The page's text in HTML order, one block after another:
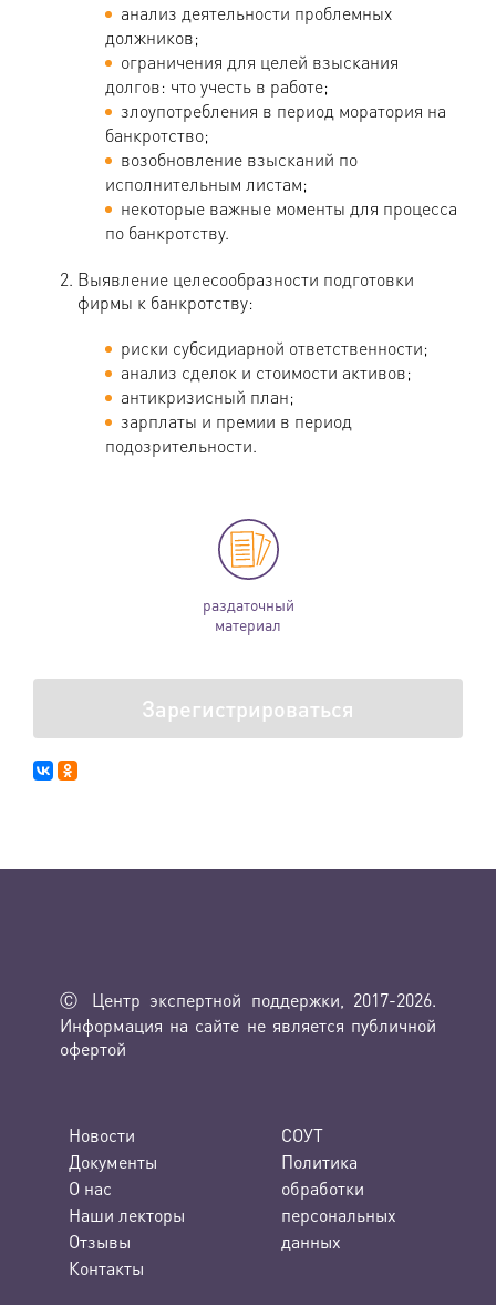
анализ деятельности проблемных
должников;
ограничения для целей взыскания
долгов: что учесть в работе;
злоупотребления в период моратория на
банкротство;
возобновление взысканий по
исполнительным листам;
некоторые важные моменты для процесса
по банкротству.
Выявление целесообразности подготовки
фирмы к банкротству:
риски субсидиарной ответственности;
анализ сделок и стоимости активов;
антикризисный план;
зарплаты и премии в период
подозрительности.
раздаточный
материал
Зарегистрироваться
Ⓒ Центр экспертной поддержки, 2017-2026.
Информация на сайте не является публичной
офертой
Новости
Документы
О нас
Наши лекторы
Отзывы
Контакты
СОУТ
Политика
обработки
персональных
данных